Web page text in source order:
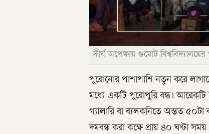
দীর্ঘ অপেক্ষায় গুমোট
পুরোনোর পাশাপাশি নতুন করে
মধ্যে একটি পুরোপুরি বন্ধ। আরেকটি
গ্যালারি বা ব্যলকনিতে অন্তত ৫০টা
দমবন্ধ করা কক্ষে প্রায় ৪০ ঘণ্টা সময়